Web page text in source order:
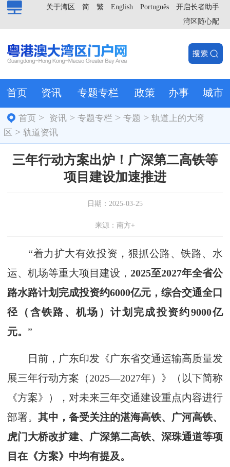
开启长者助手
Português
English
繁
简
关于湾区
湾区随心配
首页 资讯 专题专栏 政策 办事 城市
首页 > 资讯 >专题专栏 >专题 >轨道上的大湾
区 > 轨道资讯
三年行动方案出炉！广深第二高铁等
项目建设加速推进
日期：2025-03-25
来源：南方+
“着力扩大有效投资，狠抓公路、铁路、水
运、机场等重大项目建设， 2025至2027年全省公
路水路计划完成投资约6000亿元，综合交通全口
径（含铁路、机场）计划完成投资约9000亿
元。 ”
日前，广东印发《广东省交通运输高质量发
展三年行动方案（2025—2027年）》（以下简称
《方案》），对未来三年交通建设重点内容进行
部署。 其中，备受关注的湛海高铁、广河高铁、
虎门大桥改扩建、广深第二高铁、深珠通道等项
目在《方案》中均有提及。